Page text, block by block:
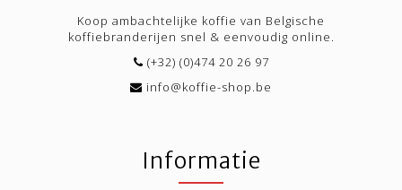
Koop ambachtelijke koffie van Belgische
koffiebranderijen snel & eenvoudig online.
(+32) (0)474 20 26 97
info@koffie-shop.be
Informatie